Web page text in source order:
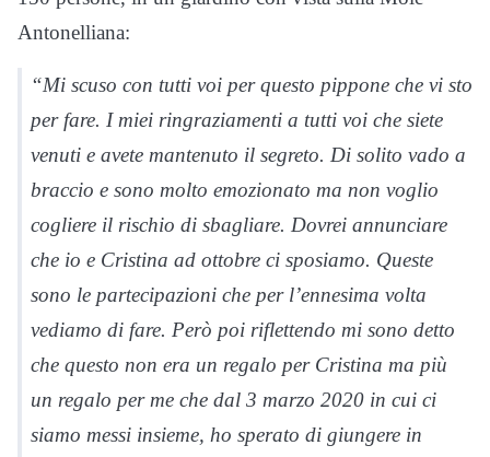
Antonelliana:
“Mi scuso con tutti voi per questo pippone che vi sto
per fare. I miei ringraziamenti a tutti voi che siete
venuti e avete mantenuto il segreto. Di solito vado a
braccio e sono molto emozionato ma non voglio
cogliere il rischio di sbagliare. Dovrei annunciare
che io e Cristina ad ottobre ci sposiamo. Queste
sono le partecipazioni che per l’ennesima volta
vediamo di fare. Però poi riflettendo mi sono detto
che questo non era un regalo per Cristina ma più
un regalo per me che dal 3 marzo 2020 in cui ci
siamo messi insieme, ho sperato di giungere in